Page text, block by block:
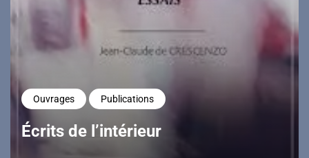
Ouvrages Publications
Écrits de l’intérieur